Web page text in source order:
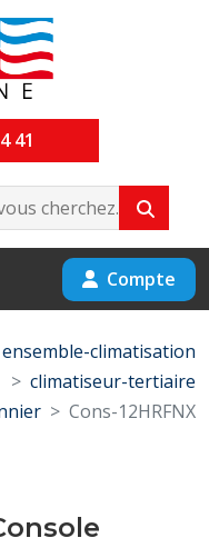
41
Compte
ensemble-climatisation
climatiseur-tertiaire
Cons-12HRFNX